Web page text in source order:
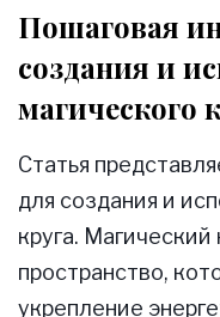
Пошаговая
создания и
магического
Статья
для создания и
круга.
пространство,
укрепление